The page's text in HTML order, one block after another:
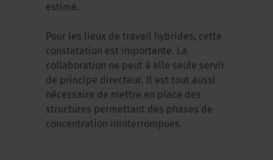
estimé.
Pour les lieux de travail hybrides, cette
constatation est importante. La
collaboration ne peut à elle seule servir
de principe directeur. Il est tout aussi
nécessaire de mettre en place des
structures permettant des phases de
concentration ininterrompues.